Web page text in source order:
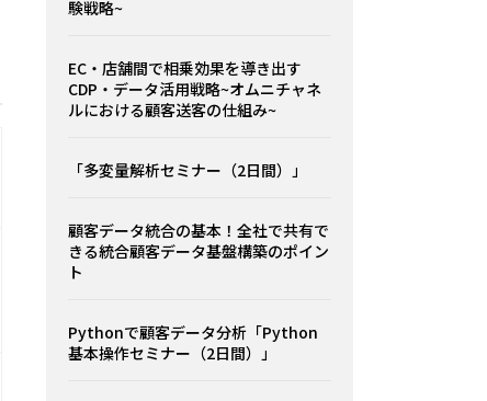
験戦略~
EC・店舗間で相乗効果を導き出す
CDP・データ活用戦略~オムニチャネ
ルにおける顧客送客の仕組み~
「多変量解析セミナー（2日間）」
顧客データ統合の基本！全社で共有で
きる統合顧客データ基盤構築のポイン
ト
Pythonで顧客データ分析「Python
基本操作セミナー（2日間）」